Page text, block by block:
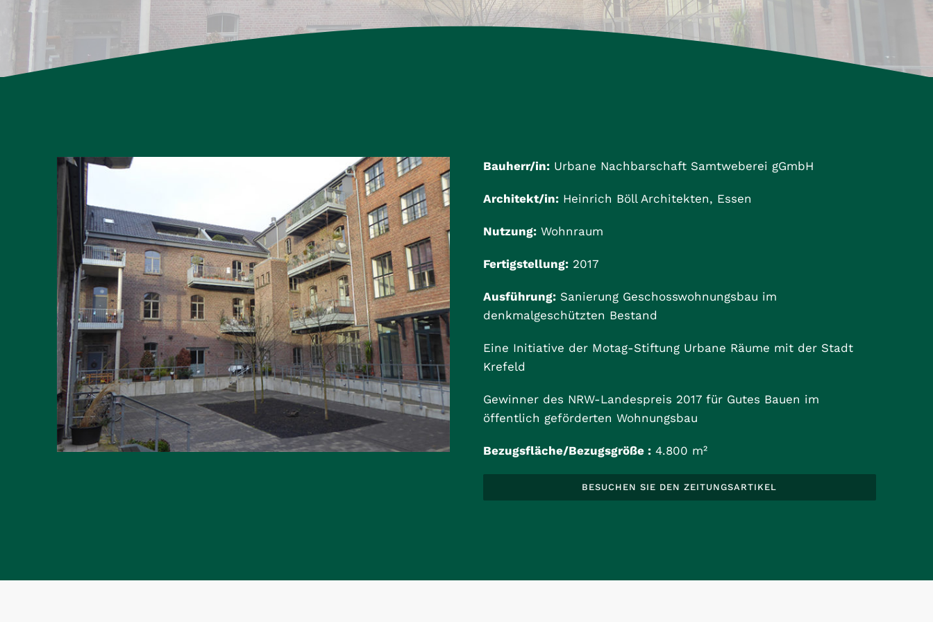
Bauherr/in:Urbane Nachbarschaft Samtweberei gGmbH
Architekt/in:Heinrich Böll Architekten, Essen
Nutzung:Wohnraum
Fertigstellung:2017
Ausführung:Sanierung Geschosswohnungsbau im
denkmalgeschützten Bestand
Eine Initiative der Motag-Stiftung Urbane Räume mit der Stadt
Krefeld
Gewinner des NRW-Landespreis 2017 für Gutes Bauen im
öffentlich geförderten Wohnungsbau
Bezugsfläche/Bezugsgröße :4.800 m²
BESUCHEN SIE DEN ZEITUNGSARTIKEL